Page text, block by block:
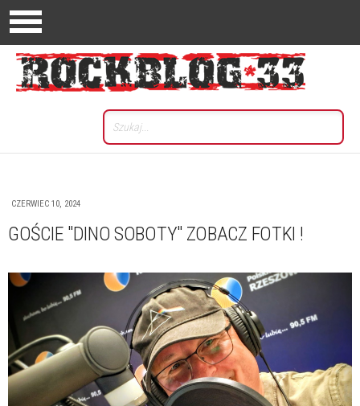
CZERWIEC 10, 2024
GOŚCIE "DINO SOBOTY" ZOBACZ FOTKI !